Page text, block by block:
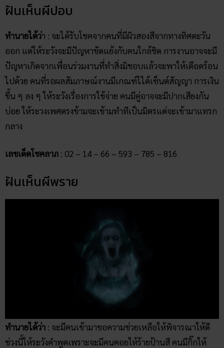
ฝันเห็นผีปอบ
ทำนายได้ว่า : จะได้รับโชคจากคนที่มีผิวสองสีจากทางทิศตะวัน
ออก แต่ให้ระวังจะมีปัญหาขัดแย้งกับคนใกล้ชิด การงานอาจจะมี
ปัญหาเกิดจากเพื่อนร่วมงานที่ทำสิ่งมิชอบแล้วจะพาให้เดือดร้อน
ไปด้วย คนที่รอผลสัมภาษณ์งานมีเกณฑ์ไได้เซ็นต์สัญญา การเงิน
ขึ้น ๆ ลง ๆ ให้ระวังเรื่องการใช้จ่าย คนมีคู่อาจจะมีปากเสียงกัน
บ่อย ให้ระวงเพศตรงข้ามจะเข้ามทำทีเป็นมิตรแต่จะเข้ามาแทรก
กลาง
เลขเด็ดโชคลาภ : 02 – 14 – 66 – 593 – 785 – 816
ฝันเห็นผีพราย
ทำนายได้ว่า : จะมีคนเข้ามาขอความช่วยเหลือให้พิจารณาให้ดี
ช่วงนี้ให้ระวังคำพูดเพราะจะมีคนคอยให้ร้ายป้านสี คนมีกิ๊กให้